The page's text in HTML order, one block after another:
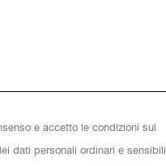
e accetto le condizioni sul
dati personali ordinari e sensibili